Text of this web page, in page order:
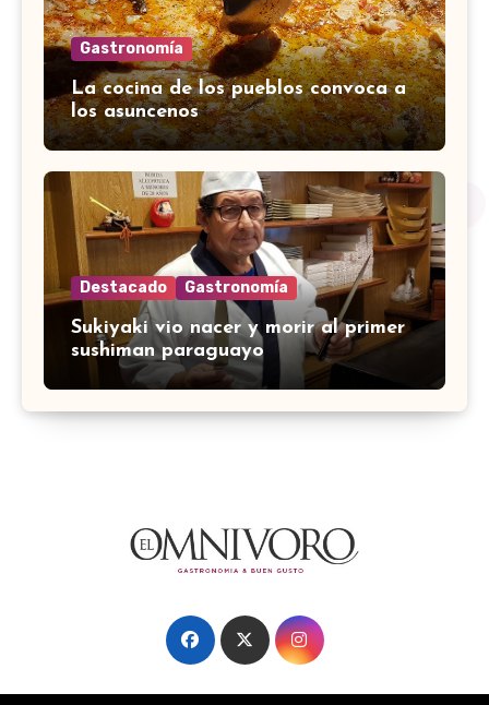
Gastronomía
La cocina de los pueblos convoca a
los asuncenos
Destacado Gastronomía
Sukiyaki vio nacer y morir al primer
sushiman paraguayo